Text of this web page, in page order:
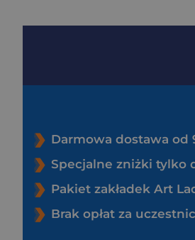
Darmowa dostawa od
Specjalne zniżki tylko
Pakiet zakładek Art
Brak opłat za